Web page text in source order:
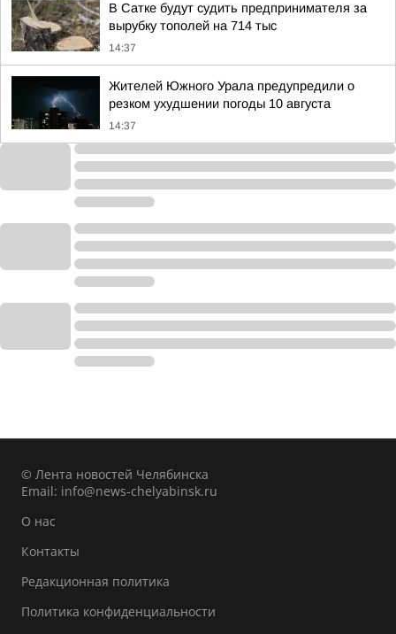
В Сатке будут судить предпринимателя за
вырубку тополей на 714 тыс
14:37
Жителей Южного Урала предупредили о
резком ухудшении погоды 10 августа
14:37
© Лента новостей Челябинска
Email: info@news-chelyabinsk.ru
О нас
Контакты
Редакционная политика
Политика конфиденциальности